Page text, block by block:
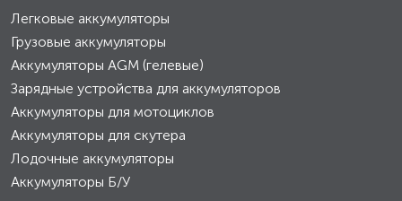
Легковые аккумуляторы
Грузовые аккумуляторы
Аккумуляторы AGM (гелевые)
Зарядные устройства для аккумуляторов
Аккумуляторы для мотоциклов
Аккумуляторы для скутера
Лодочные аккумуляторы
Аккумуляторы Б/У